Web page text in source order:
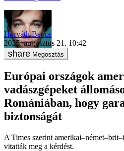
Horváth Bence
2025. augusztus 21. 10:42
Megosztás
Európai országok
vadászgépeket
Romániában, hogy
biztonságát
A Times szerint
vitatták meg a kérdést.